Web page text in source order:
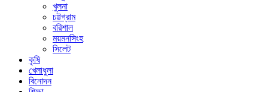
খুলনা
চট্টগ্রাম
বরিশাল
ময়মনসিংহ
সিলেট
কৃষি
খেলাধুলা
বিনোদন